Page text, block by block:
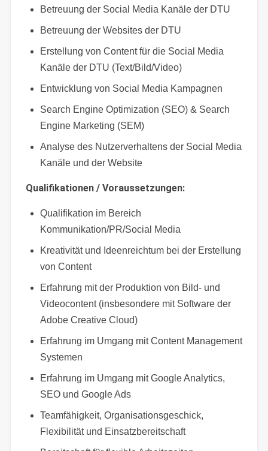
Betreuung der Social Media Kanäle der DTU
Betreuung der Websites der DTU
Erstellung von Content für die Social Media
Kanäle der DTU (Text/Bild/Video)
Entwicklung von Social Media Kampagnen
Search Engine Optimization (SEO) & Search
Engine Marketing (SEM)
Analyse des Nutzerverhaltens der Social Media
Kanäle und der Website
Qualifikationen / Voraussetzungen:
Qualifikation im Bereich
Kommunikation/PR/Social Media
Kreativität und Ideenreichtum bei der Erstellung
von Content
Erfahrung mit der Produktion von Bild- und
Videocontent (insbesondere mit Software der
Adobe Creative Cloud)
Erfahrung im Umgang mit Content Management
Systemen
Erfahrung im Umgang mit Google Analytics,
SEO und Google Ads
Teamfähigkeit, Organisationsgeschick,
Flexibilität und Einsatzbereitschaft